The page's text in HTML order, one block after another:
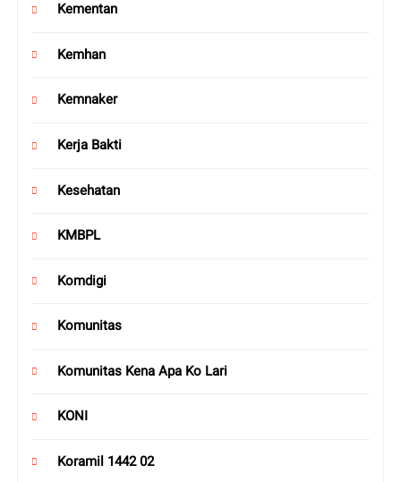
Kementan
Kemhan
Kemnaker
Kerja Bakti
Kesehatan
KMBPL
Komdigi
Komunitas
Komunitas Kena Apa Ko Lari
KONI
Koramil 1442 02